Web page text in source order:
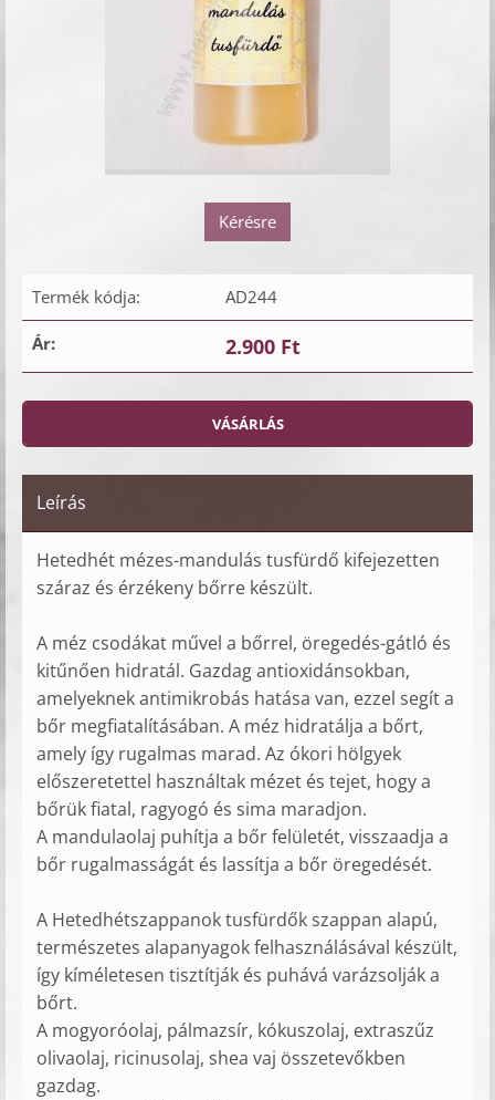
Kérésre
Termék kódja: AD244
Ár: 2.900 Ft
Leírás
Hetedhét mézes-mandulás tusfürdő kifejezetten
száraz és érzékeny bőrre készült.
A méz csodákat művel a bőrrel, öregedés-gátló és
kitűnően hidratál. Gazdag antioxidánsokban,
amelyeknek antimikrobás hatása van, ezzel segít a
bőr megfiatalításában. A méz hidratálja a bőrt,
amely így rugalmas marad. Az ókori hölgyek
előszeretettel használtak mézet és tejet, hogy a
bőrük fiatal, ragyogó és sima maradjon.
A mandulaolaj puhítja a bőr felületét, visszaadja a
bőr rugalmasságát és lassítja a bőr öregedését.
A Hetedhétszappanok tusfürdők szappan alapú,
természetes alapanyagok felhasználásával készült,
így kíméletesen tisztítják és puhává varázsolják a
bőrt.
A mogyoróolaj, pálmazsír, kókuszolaj, extraszűz
olivaolaj, ricinusolaj, shea vaj összetevőkben
gazdag.